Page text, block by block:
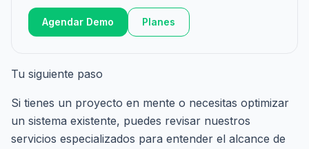
Agendar Demo Planes
Tu siguiente paso
Si tienes un proyecto en mente o necesitas optimizar
un sistema existente, puedes revisar nuestros
servicios especializados para entender el alcance de